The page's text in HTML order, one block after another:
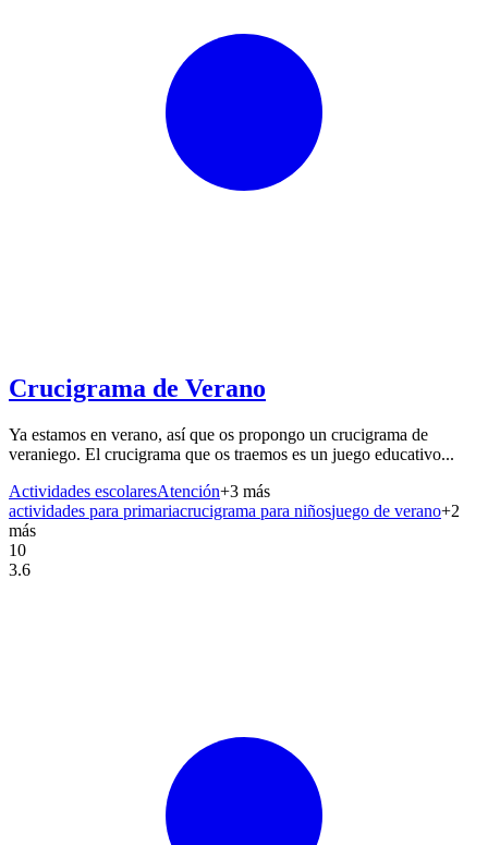
Crucigrama de Verano
Ya estamos en verano, así que os propongo un crucigrama de
veraniego. El crucigrama que os traemos es un juego educativo...
Actividades escolaresAtención+3 más
actividades para primariacrucigrama para niñosjuego de verano+2
más
10
3.6